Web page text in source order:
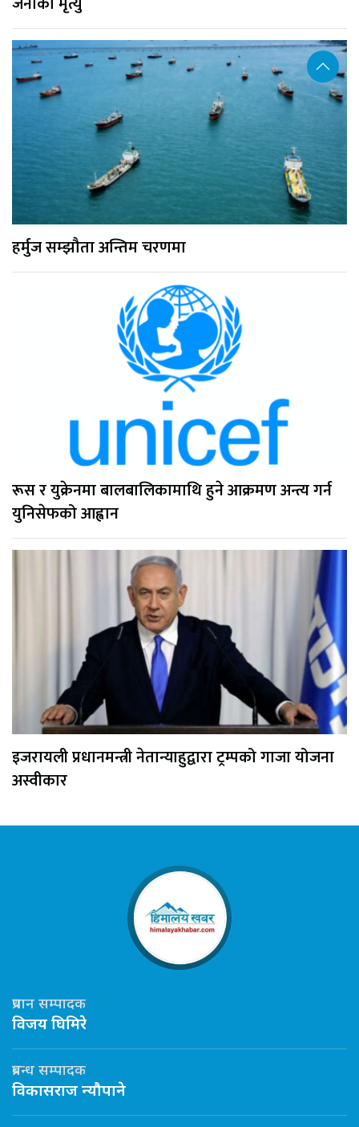
हर्मुज सम्झौता अन्तिम चरणमा
रूस र युक्रेनमा बालबालिकामाथि हुने आक्रमण अन्त्य गर्न
युनिसेफको आह्वान
इजरायली प्रधानमन्त्री नेतान्याहुद्वारा ट्रम्पको गाजा योजना
अस्वीकार
प्रधान सम्पादक
विजय घिमिरे
प्रबन्ध सम्पादक
विकासराज न्यौपाने